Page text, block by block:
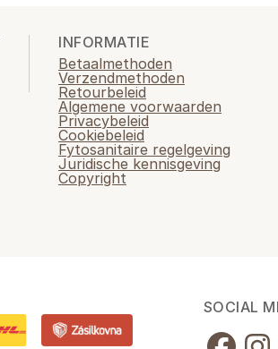
INFORMATIE
Betaalmethoden
Verzendmethoden
Retourbeleid
Algemene voorwaarden
Privacybeleid
Cookiebeleid
Fytosanitaire regelgeving
Juridische kennisgeving
Copyright
SOCIAL